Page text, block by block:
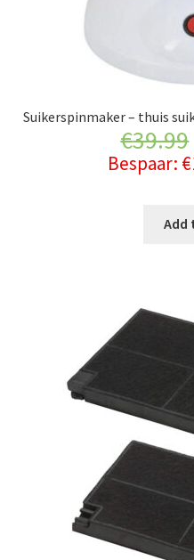
Suikerspinmaker – thuis
€39.99
Bespaar: €
Add